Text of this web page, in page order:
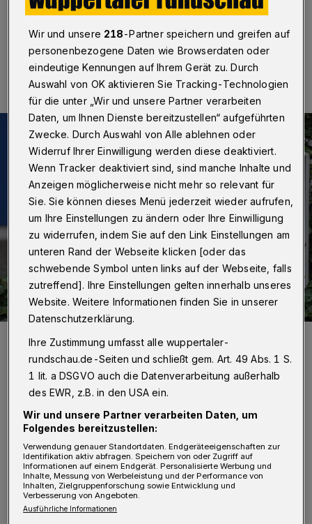
17.06.2024 , 13:05 Uhr Eine Minute Lesezeit
O rt des Geschehens war der Parkplatz an
der Kasinostraße. Dort hatte nach
Angaben aus dem Polizeipräsidium eine 74
Jahre alte Frau zuvor beobachtet, dass eine
Wir und unsere 218-Partner speichern und greifen auf
personenbezogene Daten wie Browserdaten oder
eindeutige Kennungen auf Ihrem Gerät zu. Durch
Auswahl von OK aktivieren Sie Tracking-Technologien
für die unter „Wir und unsere Partner verarbeiten
Daten, um Ihnen Dienste bereitzustellen“ aufgeführten
Zwecke. Durch Auswahl von Alle ablehnen oder
Widerruf Ihrer Einwilligung werden diese deaktiviert.
Wenn Tracker deaktiviert sind, sind manche Inhalte und
Anzeigen möglicherweise nicht mehr so relevant für
Sie. Sie können dieses Menü jederzeit wieder aufrufen,
um Ihre Einstellungen zu ändern oder Ihre Einwilligung
zu widerrufen, indem Sie auf den Link Einstellungen am
unteren Rand der Webseite klicken [oder das
schwebende Symbol unten links auf der Webseite, falls
zutreffend]. Ihre Einstellungen gelten innerhalb unseres
Website. Weitere Informationen finden Sie in unserer
Datenschutzerklärung.
Ihre Zustimmung umfasst alle wuppertaler-
rundschau.de-Seiten und schließt gem. Art. 49 Abs. 1 S.
1 lit. a DSGVO auch die Datenverarbeitung außerhalb
des EWR, z.B. in den USA ein.
Wir und unsere Partner verarbeiten Daten, um
Folgendes bereitzustellen:
Verwendung genauer Standortdaten. Endgeräteeigenschaften zur
Identifikation aktiv abfragen. Speichern von oder Zugriff auf
Informationen auf einem Endgerät. Personalisierte Werbung und
Inhalte, Messung von Werbeleistung und der Performance von
Inhalten, Zielgruppenforschung sowie Entwicklung und
Verbesserung von Angeboten.
Ausführliche Informationen